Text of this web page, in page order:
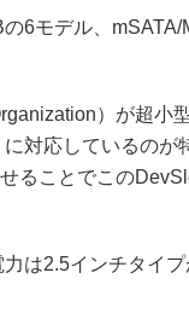
6モデル、mSATA/
）が超小
対応しているのが
ることでこの
は2.5インチタイプ